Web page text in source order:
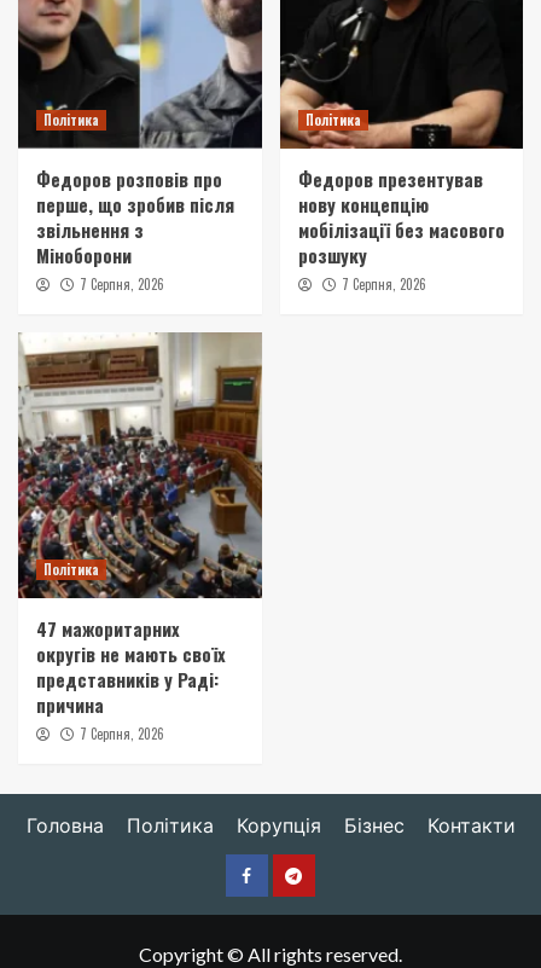
Політика
Федоров розповів про
перше, що зробив після
звільнення з
Міноборони
7 Серпня, 2026
Політика
Федоров презентував
нову концепцію
мобілізації без масового
розшуку
7 Серпня, 2026
Політика
47 мажоритарних
округів не мають своїх
представників у Раді:
причина
7 Серпня, 2026
Головна Політика Корупція Бізнес Контакти
FacebookTelegram
Copyright © All rights reserved.